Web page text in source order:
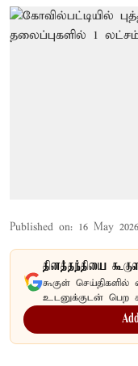
Published on: 16 May
தினத்தந்தியை
கூகுள்
உடனுக்குடன் பெற